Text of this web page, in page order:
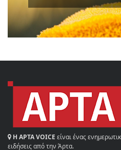
Η ΑΡΤΑ VOICE είναι ένας
ειδήσεις από την Άρτα.